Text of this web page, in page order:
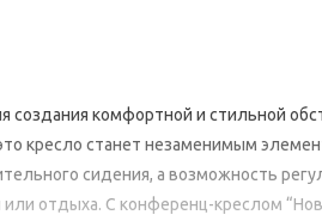
создания комфортной и стильной
кресло станет незаменимым
сидения, а возможность
отдыха. С конференц-креслом